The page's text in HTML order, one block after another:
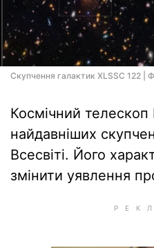
Скупчення галактик XLSSC 122 |
Космічний
найдавніших
Всесвіті. Його
змінити уявлення